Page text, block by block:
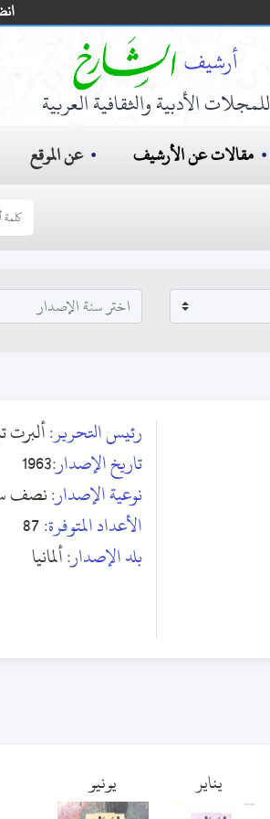
للمجلات الأدبية والثقافية العربية
مقالات عن الأرشيف عن الموقع
رئيس التحرير:ألبرت
تاريخ الإصدار:1963
نوعية الإصدار:نصف
الأعداد المتوفرة:87
بلد الإصدار:ألمانيا
يناير يونيو